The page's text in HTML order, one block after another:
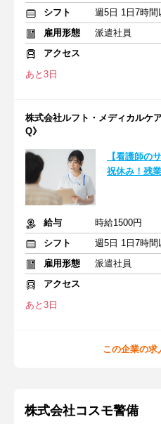
シフト
週5日 1日7時間
雇用形態
派遣社員
アクセス
あと3日
株式会社ルフト・メディカルケ
Q》
【看護師の
祝休み！残
給与
時給1500円
シフト
週5日 1日7時間
雇用形態
派遣社員
アクセス
あと3日
この企業の求
株式会社コスモ警備